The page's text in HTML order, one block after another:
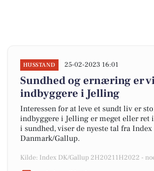
HUSSTAND 25-02-2023 16:01
Sundhed og ernæring er
indbyggere i Jelling
Interessen for at leve et sundt liv er
indbyggere i Jelling er meget eller ret
i sundhed, viser de nyeste tal fra Index
Danmark/Gallup.
Kilde: Index DK/Gallup 2H20211H2022 -